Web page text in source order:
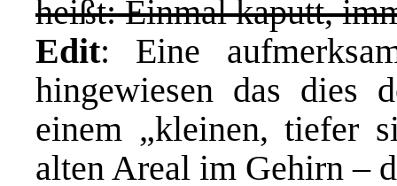
heißt: Einmal kaputt,
Edit: Eine
hingewiesen das dies
einem „kleinen, tiefer
alten Areal im Gehirn –